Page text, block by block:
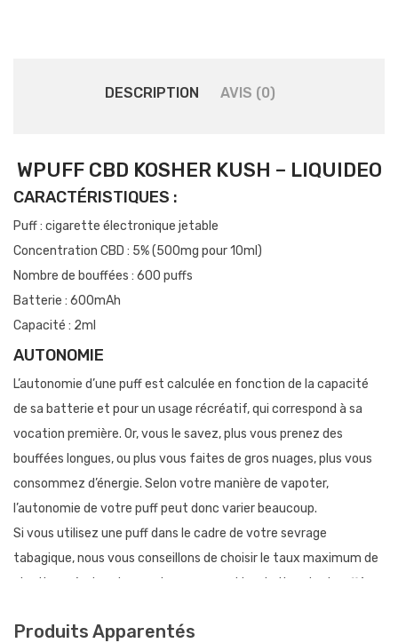
DESCRIPTION AVIS (0)
WPUFF CBD KOSHER KUSH – LIQUIDEO
CARACTÉRISTIQUES :
Puff : cigarette électronique jetable
Concentration CBD : 5% (500mg pour 10ml)
Nombre de bouffées : 600 puffs
Batterie : 600mAh
Capacité : 2ml
AUTONOMIE
L’autonomie d’une puff est calculée en fonction de la capacité
de sa batterie et pour un usage récréatif, qui correspond à sa
vocation première. Or, vous le savez, plus vous prenez des
bouffées longues, ou plus vous faites de gros nuages, plus vous
consommez d’énergie. Selon votre manière de vapoter,
l’autonomie de votre puff peut donc varier beaucoup.
Si vous utilisez une puff dans le cadre de votre sevrage
tabagique, nous vous conseillons de choisir le taux maximum de
nicotine : c’est ce taux qui vous permettra de tirer des bouffées
Produits Apparentés